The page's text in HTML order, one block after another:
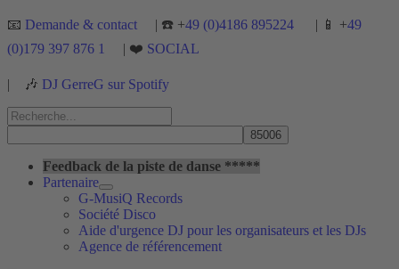
Aller
contenu
📧 Demande & contact | ☎️ +49 (0)4186 895224 | 📱 +49
(0)179 397 876 1
| ❤️ SOCIAL
| 🎶 DJ GerreG sur Spotify
Rechercher :
Feedback de la piste de danse *****
Partenaire
G-MusiQ Records
Société Disco
Aide d'urgence DJ pour les organisateurs et les DJs
Agence de référencement